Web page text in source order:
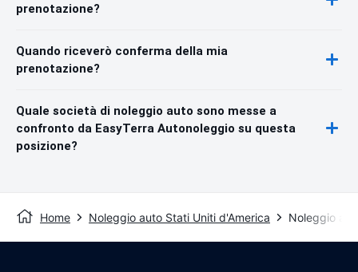
prenotazione?
Quando riceverò conferma della mia
prenotazione?
Quale società di noleggio auto sono messe a
confronto da EasyTerra Autonoleggio su questa
posizione?
Home Noleggio auto Stati Uniti d'America Noleggio